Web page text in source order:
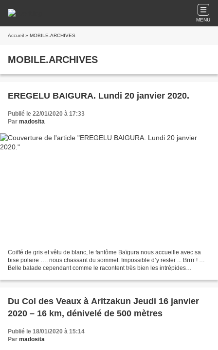
MENU
Accueil » MOBILE.ARCHIVES
MOBILE.ARCHIVES
EREGELU BAIGURA. Lundi 20 janvier 2020.
Publié le 22/01/2020 à 17:33
Par madosita
Coiffé de gris et vêtu de blanc, le fantôme Baïgura nous accueille avec sa
bise polaire …. nous chassant du sommet. Impossible d’y rester ... Brrrr ! …
Belle balade cependant comme le racontent très bien les intrépides
Du Col des Veaux à Aritzakun Jeudi 16 janvier
2020 – 16 km, dénivelé de 500 mètres
Publié le 18/01/2020 à 15:14
Par madosita